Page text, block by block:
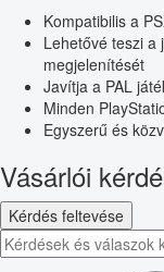
Kompatibilis a
Lehetővé teszi a
megjelenítését
Javítja a PAL
Minden
Egyszerű és
Vásárlói
Kérdés feltevése